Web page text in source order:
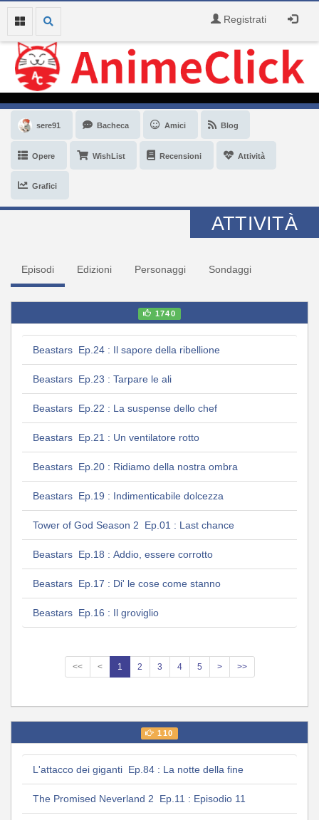
Registrati
sere91 Bacheca Amici Blog
Opere WishList Recensioni Attività
Grafici
ATTIVITÀ
Episodi Edizioni Personaggi Sondaggi
1740
Beastars Ep.24 : Il sapore della ribellione
Beastars Ep.23 : Tarpare le ali
Beastars Ep.22 : La suspense dello chef
Beastars Ep.21 : Un ventilatore rotto
Beastars Ep.20 : Ridiamo della nostra ombra
Beastars Ep.19 : Indimenticabile dolcezza
Tower of God Season 2 Ep.01 : Last chance
Beastars Ep.18 : Addio, essere corrotto
Beastars Ep.17 : Di' le cose come stanno
Beastars Ep.16 : Il groviglio
<< < 1 2 3 4 5 > >>
110
L'attacco dei giganti Ep.84 : La notte della fine
The Promised Neverland 2 Ep.11 : Episodio 11